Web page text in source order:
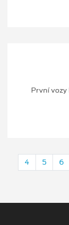
První
4 5 6